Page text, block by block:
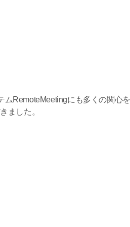
RemoteMeetingにも多くの関心を
ました。